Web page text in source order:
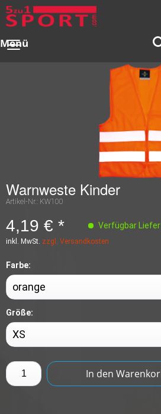
Menü
Warnweste Kinder
Artikel-Nr.: KW100
4,19 € * Verfügbar
inkl. MwSt. zzgl. Versandkosten
Farbe:
Größe:
In den